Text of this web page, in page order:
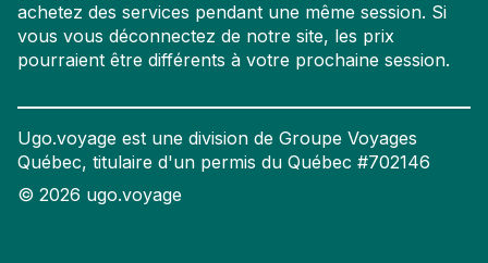
achetez des services pendant une même session. Si
vous vous déconnectez de notre site, les prix
pourraient être différents à votre prochaine session.
Ugo.voyage est une division de Groupe Voyages
Québec, titulaire d'un permis du Québec #702146
© 2026 ugo.voyage